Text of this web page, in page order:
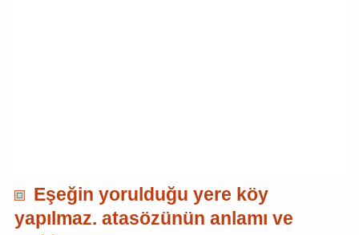
Eşeğin yorulduğu yere köy
yapılmaz. atasözünün anlamı ve